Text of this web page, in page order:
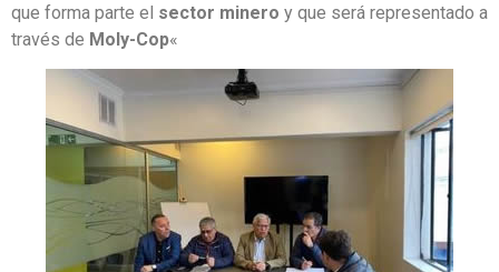
que forma parte el sector minero y que será representado a
través de Moly-Cop«